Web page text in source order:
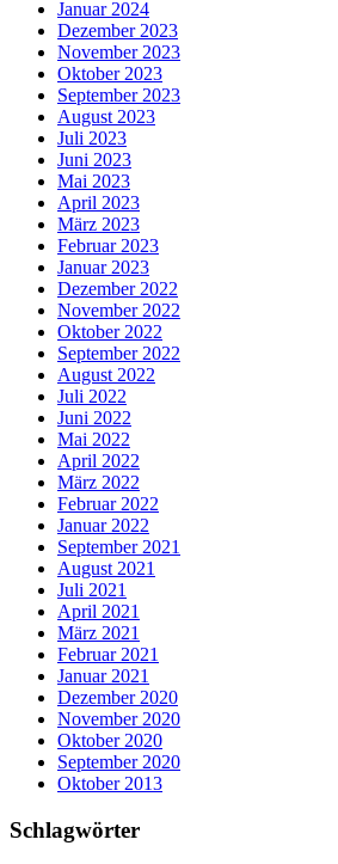
Januar 2024
Dezember 2023
November 2023
Oktober 2023
September 2023
August 2023
Juli 2023
Juni 2023
Mai 2023
April 2023
März 2023
Februar 2023
Januar 2023
Dezember 2022
November 2022
Oktober 2022
September 2022
August 2022
Juli 2022
Juni 2022
Mai 2022
April 2022
März 2022
Februar 2022
Januar 2022
September 2021
August 2021
Juli 2021
April 2021
März 2021
Februar 2021
Januar 2021
Dezember 2020
November 2020
Oktober 2020
September 2020
Oktober 2013
Schlagwörter